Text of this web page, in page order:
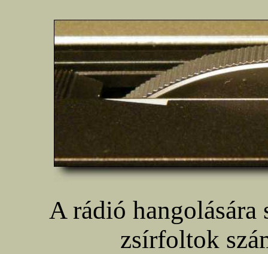
A rádió
zsírfoltok